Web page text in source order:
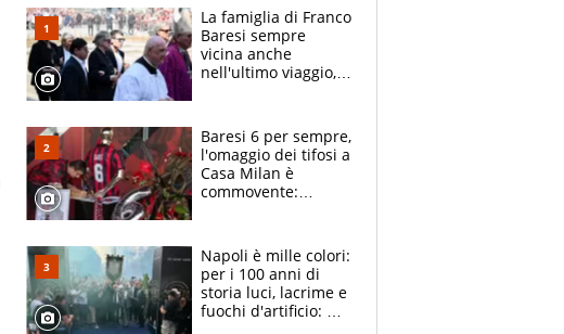
La famiglia di Franco
Baresi sempre
vicina anche
nell'ultimo viaggio,
circondati
dall'affetto dei tifosi
Baresi 6 per sempre,
l'omaggio dei tifosi a
Casa Milan è
commovente:
bigliettini
Napoli è mille colori:
per i 100 anni di
storia luci, lacrime e
fuochi d'artificio: De